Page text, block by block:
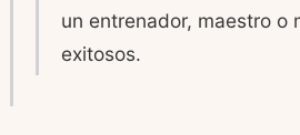
un entrenador, maestro o
exitosos.